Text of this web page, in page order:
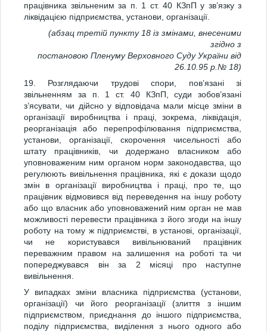
працівника звільненим за п. 1 ст. 40 КЗпП у зв’язку з
ліквідацією підприємства, установи, організації.
(абзац третій пункту 18 із змінами, внесеними
згідно з
постановою Пленуму Верховного Суду України від
26.10.95 р.№ 18)
19. Розглядаючи трудові спори, пов’язані зі
звільненням за п. 1 ст. 40 КЗпП, суди зобов’язані
з’ясувати, чи дійсно у відповідача мали місце зміни в
організації виробництва і праці, зокрема, ліквідація,
реорганізація або перепрофілювання підприємства,
установи, організації, скорочення чисельності або
штату працівників, чи додержано власником або
уповноваженим ним органом норм законодавства, що
регулюють вивільнення працівника, які є докази щодо
змін в організації виробництва і праці, про те, що
працівник відмовився від переведення на іншу роботу
або що власник або уповноважений ним орган не мав
можливості перевести працівника з його згоди на іншу
роботу на тому ж підприємстві, в установі, організації,
чи не користувався вивільнюваний працівник
переважним правом на залишення на роботі та чи
попереджувався він за 2 місяці про наступне
вивільнення.
У випадках зміни власника підприємства (установи,
організації) чи його реорганізації (злиття з іншим
підприємством, приєднання до іншого підприємства,
поділу підприємства, виділення з нього одного або